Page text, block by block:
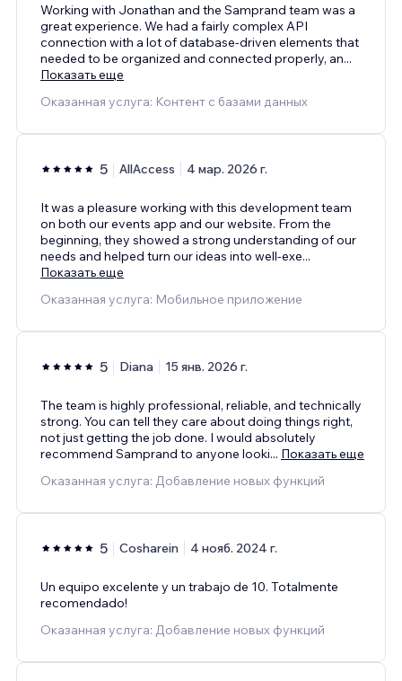
Working with Jonathan and the Samprand team was a
great experience. We had a fairly complex API
connection with a lot of database-driven elements that
needed to be organized and connected properly, an...
Показать еще
Оказанная услуга: Контент с базами данных
5 AllAccess 4 мар. 2026 г.
It was a pleasure working with this development team
on both our events app and our website. From the
beginning, they showed a strong understanding of our
needs and helped turn our ideas into well-exe...
Показать еще
Оказанная услуга: Мобильное приложение
5 Diana 15 янв. 2026 г.
The team is highly professional, reliable, and technically
strong. You can tell they care about doing things right,
not just getting the job done. I would absolutely
recommend Samprand to anyone looki... Показать еще
Оказанная услуга: Добавление новых функций
5 Cosharein 4 нояб. 2024 г.
Un equipo excelente y un trabajo de 10. Totalmente
recomendado!
Оказанная услуга: Добавление новых функций